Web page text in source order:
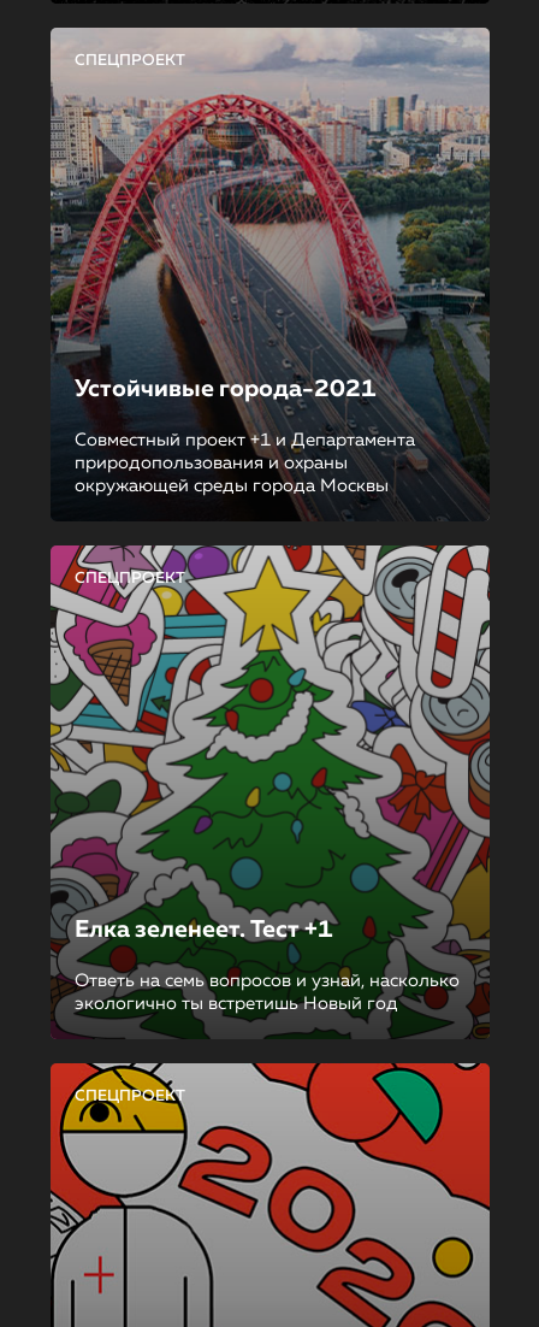
СПЕЦПРОЕКТ
Устойчивые города-2021
Совместный проект +1 и Департамента
природопользования и охраны
окружающей среды города Москвы
СПЕЦПРОЕКТ
Елка зеленеет. Тест +1
Ответь на семь вопросов и узнай, насколько
экологично ты встретишь Новый год
СПЕЦПРОЕКТ